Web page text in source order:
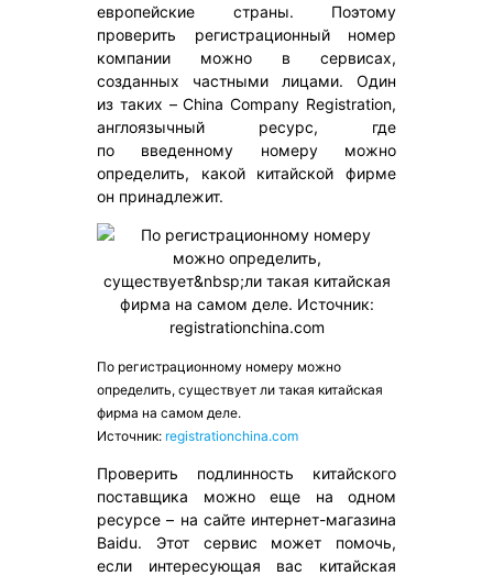
европейские страны. Поэтому
проверить регистрационный номер
компании можно в сервисах,
созданных частными лицами. Один
из таких – China Company Registration,
англоязычный ресурс, где
по введенному номеру можно
определить, какой китайской фирме
он принадлежит.
По регистрационному номеру можно
определить, существует ли такая китайская
фирма на самом деле.
Источник: registrationchina.com
Проверить подлинность китайского
поставщика можно еще на одном
ресурсе – на сайте интернет-магазина
Baidu. Этот сервис может помочь,
если интересующая вас китайская